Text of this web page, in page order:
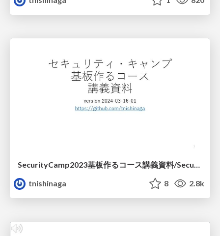
SecurityCamp2023基板作るコース講義資料/Security Camp 2023 Lecture Materials
tnishinaga
8 2.8k